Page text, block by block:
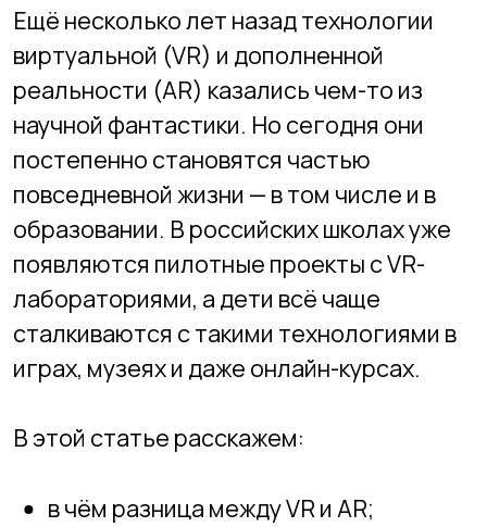
научной фантастики. Но сегодня они
постепенно становятся частью
повседневной жизни — в том числе и в
образовании. В российских школах уже
появляются пилотные проекты с VR-
лабораториями, а дети всё чаще
сталкиваются с такими технологиями в
играх, музеях и даже онлайн-курсах.
В этой статье расскажем:
в чём разница между VR и AR;
как эти технологии применяются в
и как обучение IT помогает не только
но исоздаватьих.